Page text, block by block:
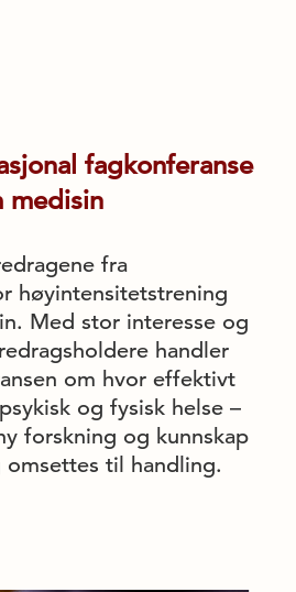
fagkonferanse
medisin
fra
høyintensitetstrening
Med stor interesse og
handler
om hvor effektivt
og fysisk helse –
forskning og kunnskap
til handling.